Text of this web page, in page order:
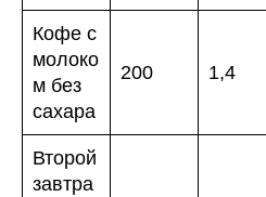
Кофе с
молоко
м без
сахара
200 1,4
Второй
завтра